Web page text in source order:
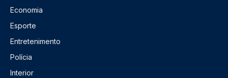
Economia
Esporte
Entretenimento
Polícia
Interior